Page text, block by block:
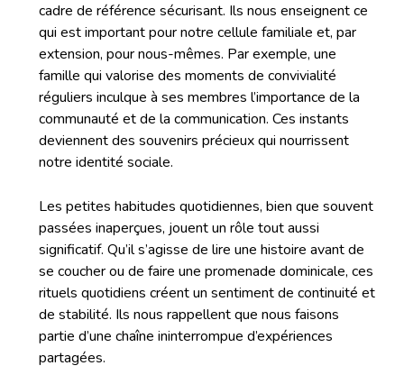
cadre de référence sécurisant. Ils nous enseignent ce
qui est important pour notre cellule familiale et, par
extension, pour nous-mêmes. Par exemple, une
famille qui valorise des moments de convivialité
réguliers inculque à ses membres l’importance de la
communauté et de la communication. Ces instants
deviennent des souvenirs précieux qui nourrissent
notre identité sociale.
Les petites habitudes quotidiennes, bien que souvent
passées inaperçues, jouent un rôle tout aussi
significatif. Qu’il s’agisse de lire une histoire avant de
se coucher ou de faire une promenade dominicale, ces
rituels quotidiens créent un sentiment de continuité et
de stabilité. Ils nous rappellent que nous faisons
partie d’une chaîne ininterrompue d’expériences
partagées.